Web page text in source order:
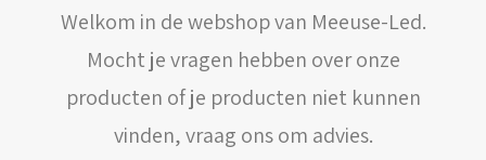
LOGIN / REGISTER
WINKELWAGEN
Welkom in de webshop van Meeuse-Led.
Mocht je vragen hebben over onze
producten of je producten niet kunnen
vinden, vraag ons om advies.